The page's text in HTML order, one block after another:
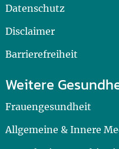
Datenschutz
Disclaimer
Barrierefreiheit
Weitere
Frauengesundheit
Allgemeine & Innere